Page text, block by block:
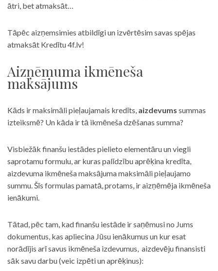
ātri, bet atmaksāt…
Tāpēc aizņemsimies atbildīgi un izvērtēsim savas spējas
atmaksāt Kredītu 4f.lv!
Aizņēmuma ikmēneša
maksājums
Kāds ir maksimāli pieļaujamais kredīts, aizdevums summas
izteiksmē? Un kāda ir tā ikmēneša dzēšanas summa?
Visbiežāk finanšu iestādes pielieto elementāru un viegli
saprotamu formulu, ar kuras palīdzību aprēķina kredīta,
aizdevuma ikmēneša maksājuma maksimāli pieļaujamo
summu. Šīs formulas pamatā, protams, ir aizņēmēja ikmēneša
ienākumi.
Tātad, pēc tam, kad finanšu iestāde ir saņēmusi no Jums
dokumentus, kas apliecina Jūsu ienākumus un kur esat
norādījis arī savus ikmēneša izdevumus, aizdevēju finansisti
sāk savu darbu (veic izpēti un aprēķinus):